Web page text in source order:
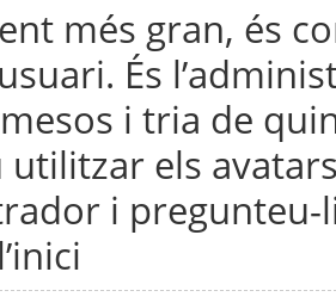
més gran, és
És
i tria de
els
i pregunteu-